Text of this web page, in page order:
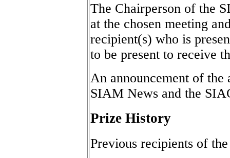
The Chairperson of the
at the chosen meeting
recipient(s) who is
to be present to receive
An announcement of
SIAM News and the
Prize History
Previous recipients of